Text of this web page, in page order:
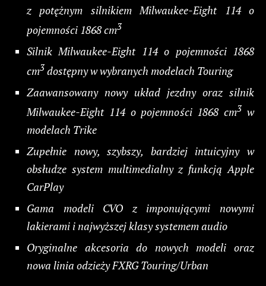
z potężnym silnikiem Milwaukee-Eight 114 o
pojemności 1868 cm3
Silnik Milwaukee-Eight 114 o pojemności 1868
cm3 dostępny w wybranych modelach Touring
Zaawansowany nowy układ jezdny oraz silnik
Milwaukee-Eight 114 o pojemności 1868 cm3 w
modelach Trike
Zupełnie nowy, szybszy, bardziej intuicyjny w
obsłudze system multimedialny z funkcją Apple
CarPlay
Gama modeli CVO z imponującymi nowymi
lakierami i najwyższej klasy systemem audio
Oryginalne akcesoria do nowych modeli oraz
nowa linia odzieży FXRG Touring/Urban